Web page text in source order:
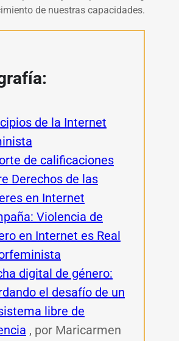
de nuestras capacidades.
de la Internet
de calificaciones
Derechos de las
en Internet
Violencia de
en Internet es Real
digital de género:
el desafío de un
libre de
, por Maricarmen